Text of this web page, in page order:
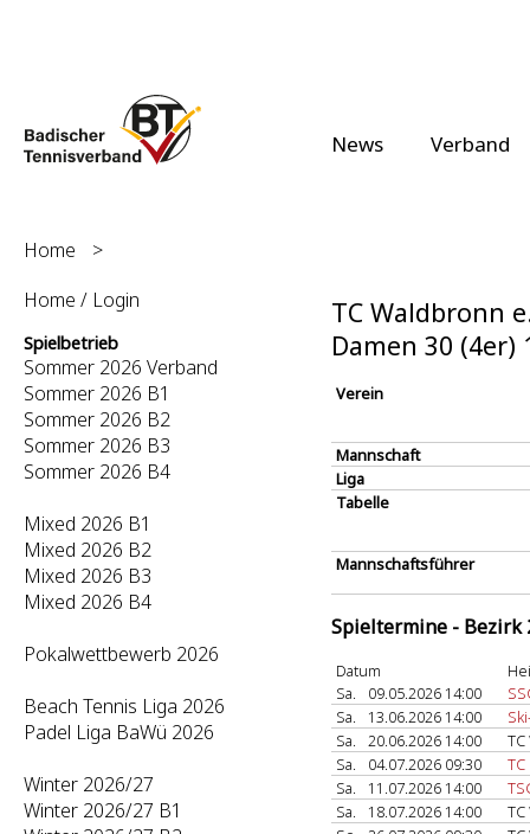
News Verband
Home
>
Home / Login
Spielbetrieb
Sommer 2026 Verband
Sommer 2026 B1
Sommer 2026 B2
Sommer 2026 B3
Sommer 2026 B4
Mixed 2026 B1
Mixed 2026 B2
Mixed 2026 B3
Mixed 2026 B4
Pokalwettbewerb 2026
Beach Tennis Liga 2026
Padel Liga BaWü 2026
Winter 2026/27
Winter 2026/27 B1
TC Waldbronn
Damen 30 (4er)
Verein
Mannschaft
Liga
Tabelle
Mannschaftsführer
Spieltermine - Bezirk
Datum
Sa.
09.05.2026 14:00
Sa.
13.06.2026 14:00
Sa.
20.06.2026 14:00
Sa.
04.07.2026 09:30
Sa.
11.07.2026 14:00
Sa.
18.07.2026 14:00